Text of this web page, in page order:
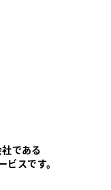
である
スです。